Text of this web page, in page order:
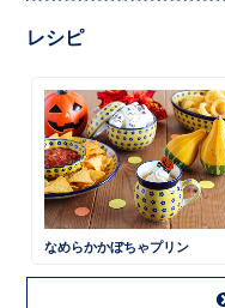
レシピ
なめらかかぼちゃプリン